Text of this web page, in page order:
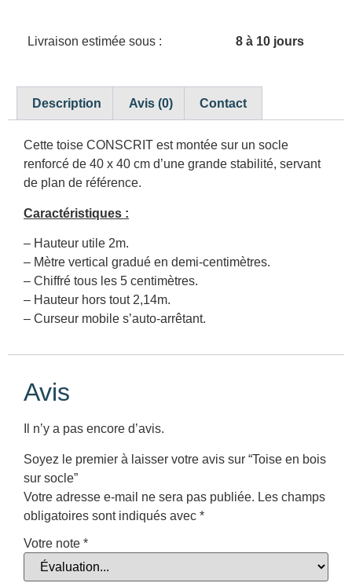
Livraison estimée sous : 8 à 10 jours
Description Avis (0) Contact
Cette toise CONSCRIT est montée sur un socle
renforcé de 40 x 40 cm d’une grande stabilité, servant
de plan de référence.
Caractéristiques :
– Hauteur utile 2m.
– Mètre vertical gradué en demi-centimètres.
– Chiffré tous les 5 centimètres.
– Hauteur hors tout 2,14m.
– Curseur mobile s’auto-arrêtant.
Avis
Il n’y a pas encore d’avis.
Soyez le premier à laisser votre avis sur “Toise en bois
sur socle”
Votre adresse e-mail ne sera pas publiée. Les champs
obligatoires sont indiqués avec *
Votre note *